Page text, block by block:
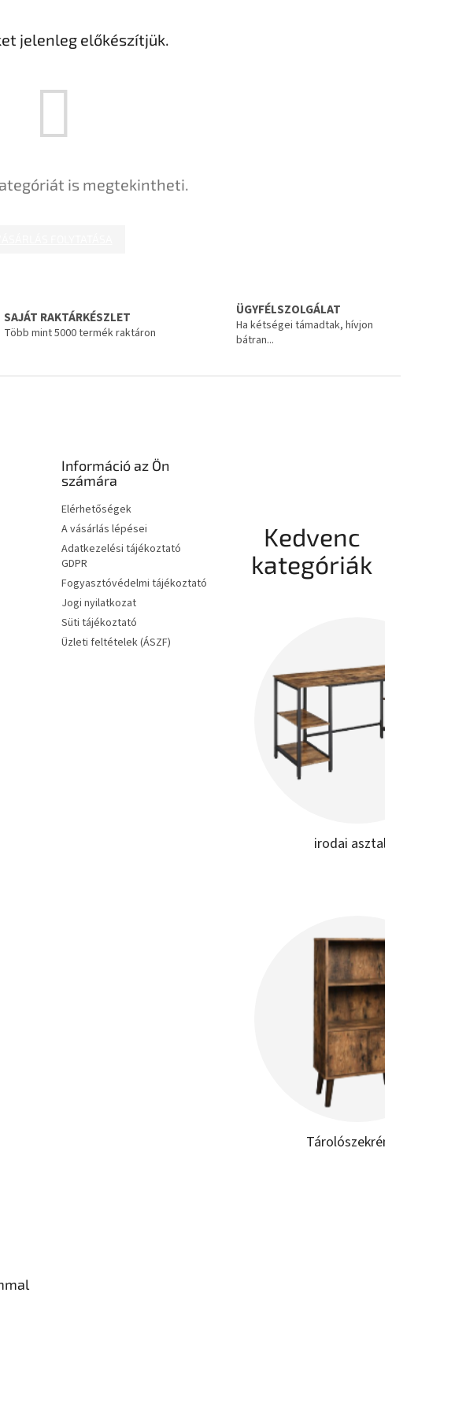
jelenleg előkészítjük.
is megtekintheti.
SAJÁT RAKTÁRKÉSZLET
Több mint 5000 termék raktáron
ÜGYFÉLSZOLGÁLAT
Ha kétségei támadtak, hívjon
bátran...
Információ az Ön
számára
Elérhetőségek
A vásárlás lépései
Adatkezelési tájékoztató
GDPR
Fogyasztóvédelmi tájékoztató
Jogi nyilatkozat
Süti tájékoztató
Üzleti feltételek (ÁSZF)
Kedvenc
kategóriák
irodai asztalok
Tárolószekrények